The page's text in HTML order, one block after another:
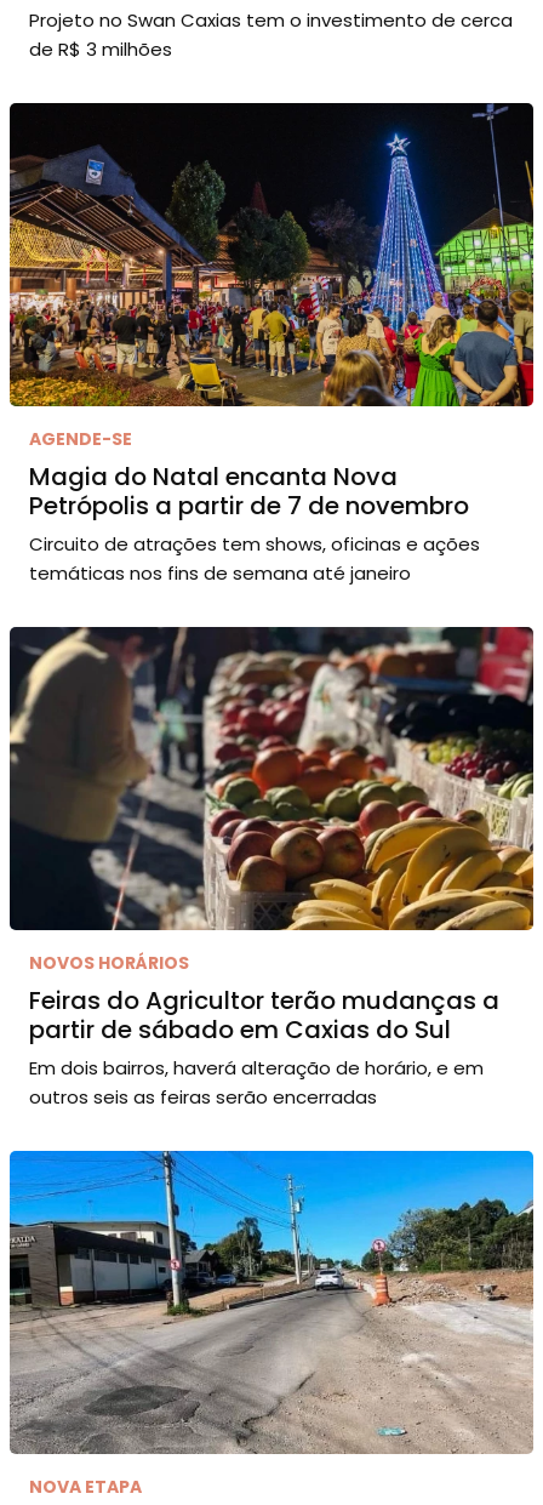
Projeto no Swan Caxias tem o investimento de cerca
de R$ 3 milhões
AGENDE-SE
Magia do Natal encanta Nova
Petrópolis a partir de 7 de novembro
Circuito de atrações tem shows, oficinas e ações
temáticas nos fins de semana até janeiro
NOVOS HORÁRIOS
Feiras do Agricultor terão mudanças a
partir de sábado em Caxias do Sul
Em dois bairros, haverá alteração de horário, e em
outros seis as feiras serão encerradas
NOVA ETAPA